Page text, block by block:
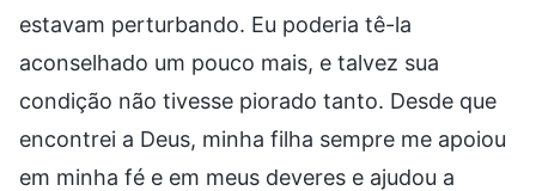
estavam perturbando. Eu poderia tê-la
aconselhado um pouco mais, e talvez sua
condição não tivesse piorado tanto. Desde que
encontrei a Deus, minha filha sempre me apoiou
em minha fé e em meus deveres e ajudou a